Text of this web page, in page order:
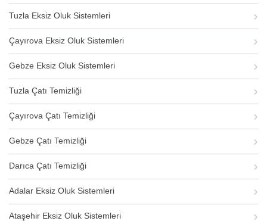
Tuzla Eksiz Oluk Sistemleri
Çayırova Eksiz Oluk Sistemleri
Gebze Eksiz Oluk Sistemleri
Tuzla Çatı Temizliği
Çayırova Çatı Temizliği
Gebze Çatı Temizliği
Darıca Çatı Temizliği
Adalar Eksiz Oluk Sistemleri
Ataşehir Eksiz Oluk Sistemleri